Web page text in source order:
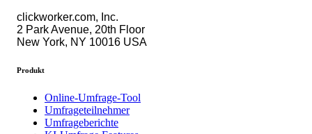
clickworker.com, Inc.
2 Park Avenue, 20th Floor
New York, NY 10016 USA
Produkt
Online-Umfrage-Tool
Umfrageteilnehmer
Umfrageberichte